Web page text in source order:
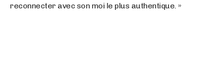
reconnecter avec son moi le plus authentique. »